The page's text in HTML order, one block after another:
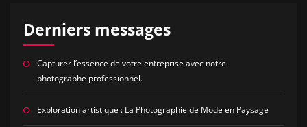
Derniers messages
Capturer l’essence de votre entreprise avec notre
photographe professionnel.
Exploration artistique : La Photographie de Mode en Paysage